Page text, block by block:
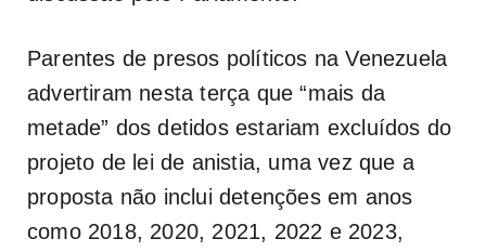
Parentes de presos políticos na Venezuela
advertiram nesta terça que “mais da
metade” dos detidos estariam excluídos do
projeto de lei de anistia, uma vez que a
proposta não inclui detenções em anos
como 2018, 2020, 2021, 2022 e 2023,